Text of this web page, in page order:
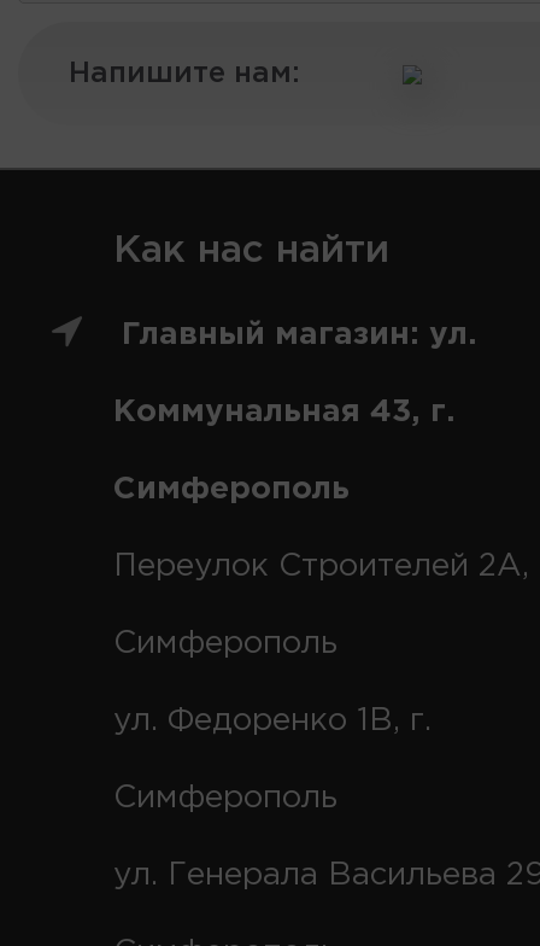
Напишите нам:
Как нас найти
Главный магазин: ул.
Коммунальная 43, г.
Симферополь
Переулок Строителей 2А,
Симферополь
ул. Федоренко 1В, г.
Симферополь
ул. Генерала Васильева